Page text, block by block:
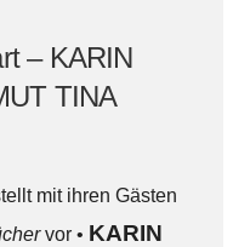
– KARIN
TINA
mit ihren Gästen
vor • KARIN